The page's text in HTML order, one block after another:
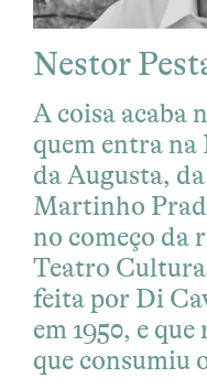
Nestor
A coisa acaba
quem entra na
da Augusta,
Martinho
no começo da
Teatro
feita por Di
em 1950, e
que consumiu